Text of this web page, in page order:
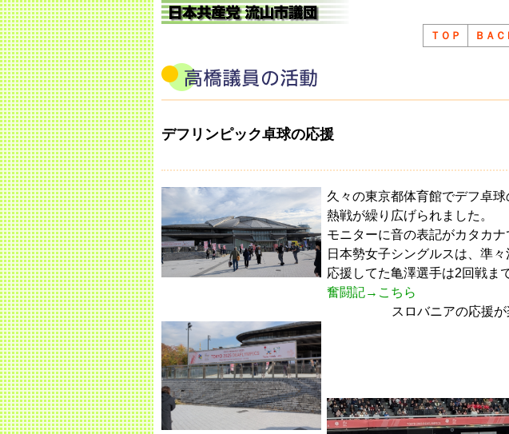
ＴＯＰ ＢＡＣ
デフリンピック卓球の応援
久々の東京都体育館でデフ卓球
熱戦が繰り広げられました。
モニターに音の表記がカタカ
日本勢女子シングルスは、準々
応援してた亀澤選手は2回戦ま
奮闘記→こちら
スロバニアの応援が楽し